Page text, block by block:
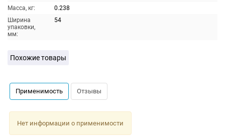
Масса, кг:
0.238
Ширина
упаковки,
мм:
54
Похожие товары
Применимость Отзывы
Нет информации о применимости